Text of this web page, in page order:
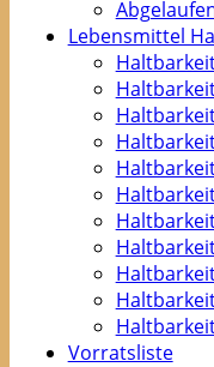
Lebensmittel
Vorratsliste